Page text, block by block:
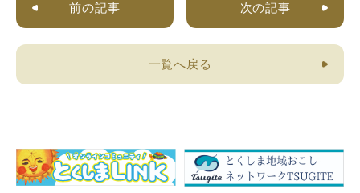
前の記事 次の記事
一覧へ戻る